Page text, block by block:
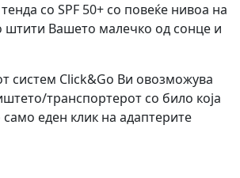
со SPF 50+ со повеќе нивоа на
штити Вашето малечко од сонце и
систем Click&Go Ви овозможува
транспортерот со било која
еден клик на адаптерите